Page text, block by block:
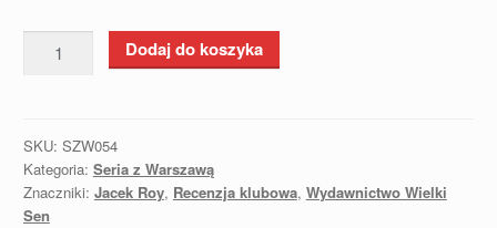
ilość
-
Jacek
Roy
Dodaj do koszyka
SKU: SZW054
Kategoria: Seria z Warszawą
Znaczniki: Jacek Roy, Recenzja klubowa, Wydawnictwo Wielki
Sen